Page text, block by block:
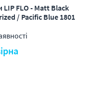
LIP FLO - Matt Black
/ Pacific Blue 1801